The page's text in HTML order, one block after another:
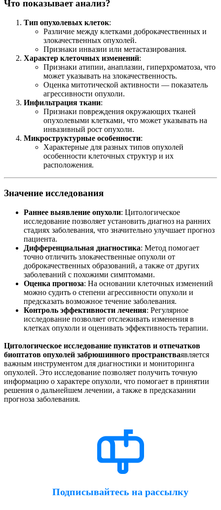
Что показывает анализ?
Тип опухолевых клеток:
Различие между клетками доброкачественных и
злокачественных опухолей.
Признаки инвазии или метастазирования.
Характер клеточных изменений:
Признаки атипии, анаплазии, гиперхроматоза, что
может указывать на злокачественность.
Оценка митотической активности — показатель
агрессивности опухоли.
Инфильтрация ткани:
Признаки повреждения окружающих тканей
опухолевыми клетками, что может указывать на
инвазивный рост опухоли.
Микроструктурные особенности:
Характерные для разных типов опухолей
особенности клеточных структур и их
расположения.
Значение исследования
Раннее выявление опухоли: Цитологическое
исследование позволяет установить диагноз на ранних
стадиях заболевания, что значительно улучшает прогноз
пациента.
Дифференциальная диагностика: Метод помогает
точно отличить злокачественные опухоли от
доброкачественных образований, а также от других
заболеваний с похожими симптомами.
Оценка прогноза: На основании клеточных изменений
можно судить о степени агрессивности опухоли и
предсказать возможное течение заболевания.
Контроль эффективности лечения: Регулярное
исследование позволяет отслеживать изменения в
клетках опухоли и оценивать эффективность терапии.
Цитологическое исследование пунктатов и отпечатков
биоптатов опухолей забрюшинного пространстваявляется
важным инструментом для диагностики и мониторинга
опухолей. Это исследование позволяет получить точную
информацию о характере опухоли, что помогает в принятии
решения о дальнейшем лечении, а также в предсказании
прогноза заболевания.
Подписывайтесь на рассылку